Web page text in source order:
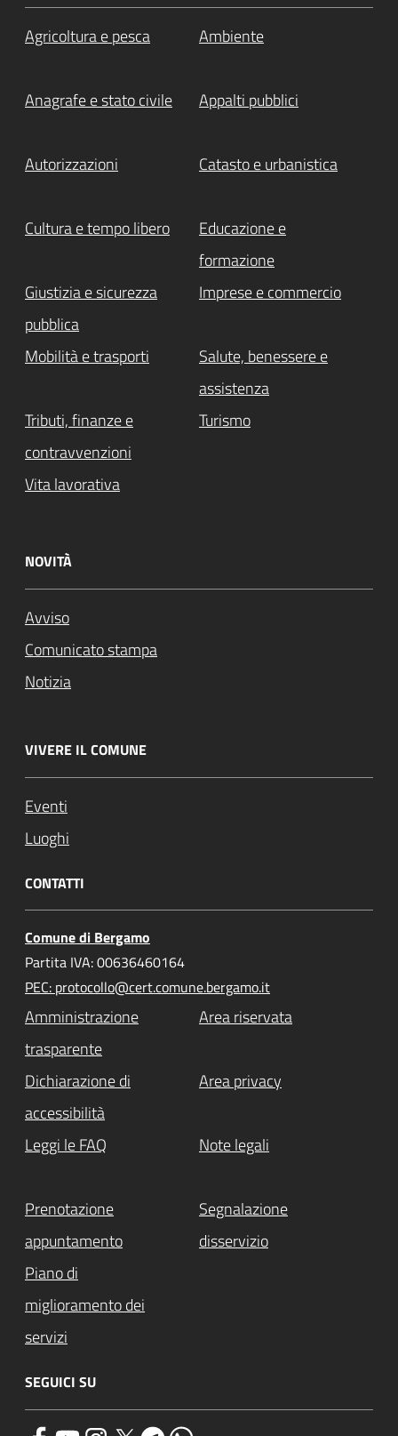
Agricoltura e pesca Ambiente
Anagrafe e stato civile Appalti pubblici
Autorizzazioni Catasto e urbanistica
Cultura e tempo libero
Educazione e
formazione
Giustizia e sicurezza
pubblica
Imprese e commercio
Mobilità e trasporti
Salute, benessere e
assistenza
Tributi, finanze e
contravvenzioni
Turismo
Vita lavorativa
NOVITÀ
Avviso
Comunicato stampa
Notizia
VIVERE IL COMUNE
Eventi
Luoghi
CONTATTI
Comune di Bergamo
Partita IVA: 00636460164
PEC: protocollo@cert.comune.bergamo.it
Amministrazione
trasparente
Area riservata
Dichiarazione di
accessibilità
Area privacy
Leggi le FAQ Note legali
Prenotazione
appuntamento
Segnalazione
disservizio
Piano di
miglioramento dei
servizi
SEGUICI SU